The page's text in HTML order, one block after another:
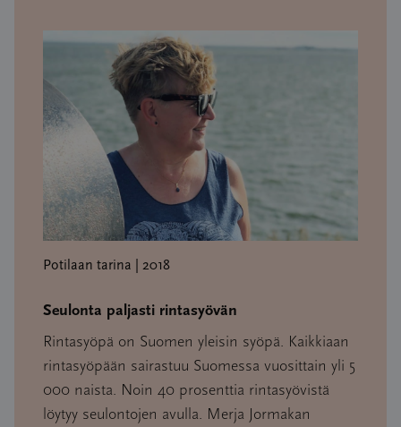
Potilaan tarina | 2018
Seulonta paljasti rintasyövän
Rintasyöpä on Suomen yleisin syöpä. Kaikkiaan
rintasyöpään sairastuu Suomessa vuosittain yli 5
000 naista. Noin 40 prosenttia rintasyövistä
löytyy seulontojen avulla. Merja Jormakan